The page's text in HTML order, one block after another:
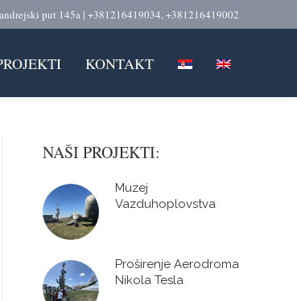
put 145a | +381216419034, +381216419002
KONTAKT
NAŠI PROJEKTI:
Muzej
Vazduhoplovstva
Proširenje Aerodroma
Nikola Tesla